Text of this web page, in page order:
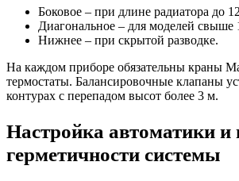
Боковое – при длине радиатора до
Диагональное – для моделей свыше
Нижнее – при скрытой разводке.
На каждом приборе обязательны краны
термостаты. Балансировочные клапаны
контурах с перепадом высот более 3 м.
Настройка автоматики и
герметичности системы